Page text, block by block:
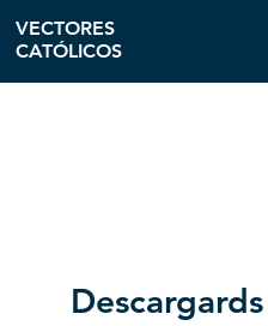
Descargar
VECTORES
CATÓLICOS